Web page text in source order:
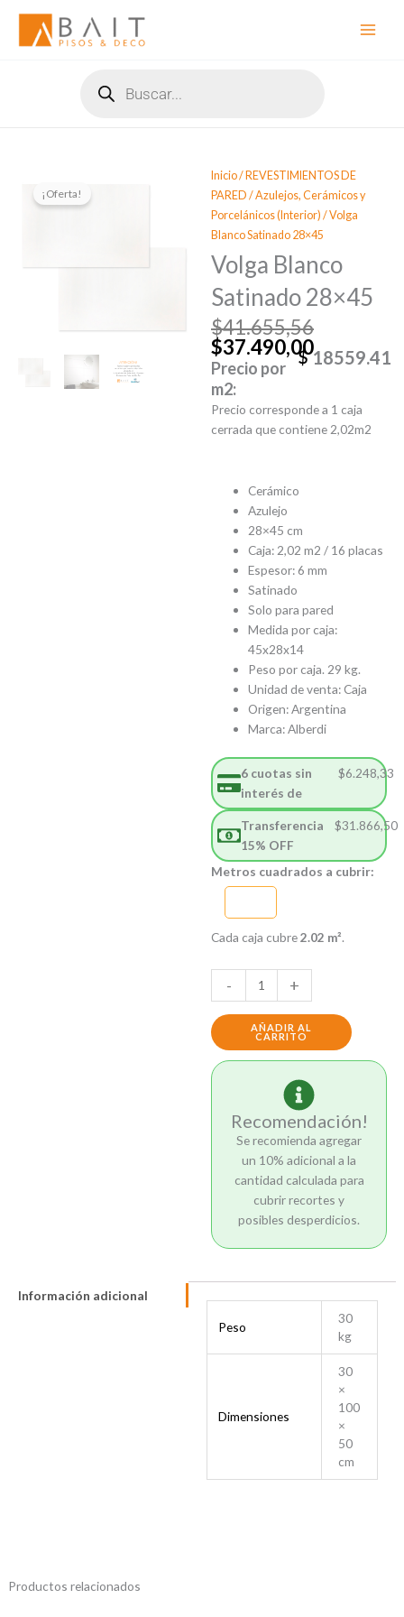
contenido
productos
¡Oferta!
Inicio/ REVESTIMIENTOS DE
PARED /Azulejos, Cerámicos y
Porcelánicos (Interior) / Volga
Blanco Satinado 28×45
Volga Blanco
Satinado 28×45
$41.655,56El
precio
$37.490,00
El
precio
Precio por
m2:
18559.41
Precio corresponde a 1 caja
cerrada que contiene 2,02m2
Cerámico
Azulejo
28×45 cm
Caja: 2,02 m2 / 16 placas
Espesor: 6 mm
Satinado
Solo para pared
Medida por caja:
45x28x14
Peso por caja. 29 kg.
Unidad de venta: Caja
Origen: Argentina
Marca: Alberdi
6 cuotas sin
interés de
$6.248,33
Transferencia
15% OFF
$31.866,50
Metros cuadrados a cubrir:
Cada caja cubre2.02 m².
-
Volga
Blanco
28×45
+
AÑADIR AL
CARRITO
Recomendación!
Se recomienda agregar
un 10% adicional a la
cantidad calculada para
cubrir recortes y
posibles desperdicios.
Información adicional
Peso
30
kg
Dimensiones
30
×
100
×
50
cm
Productos relacionados